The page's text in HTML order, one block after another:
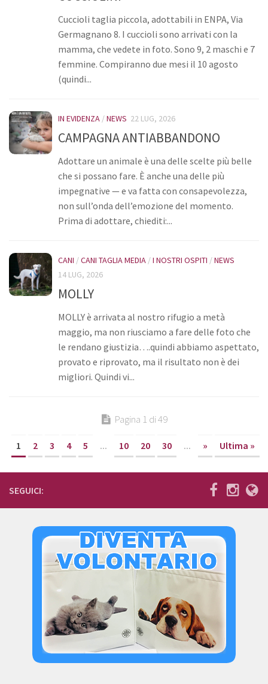
Cuccioli taglia piccola, adottabili in ENPA, Via
Germagnano 8. I cuccioli sono arrivati con la
mamma, che vedete in foto. Sono 9, 2 maschi e 7
femmine. Compiranno due mesi il 10 agosto
(quindi...
IN EVIDENZA /NEWS 22 LUG, 2026
CAMPAGNA ANTIABBANDONO
Adottare un animale è una delle scelte più belle
che si possano fare. È anche una delle più
impegnative — e va fatta con consapevolezza,
non sull’onda dell’emozione del momento.
Prima di adottare, chiediti:...
CANI /CANI TAGLIA MEDIA /I NOSTRI OSPITI /NEWS
14 LUG, 2026
MOLLY
MOLLY è arrivata al nostro rifugio a metà
maggio, ma non riusciamo a fare delle foto che
le rendano giustizia….quindi abbiamo aspettato,
provato e riprovato, ma il risultato non è dei
migliori. Quindi vi...
Pagina 1 di 49
1 2 3 4 5 ... 10 20 30 ... » Ultima »
SEGUICI: